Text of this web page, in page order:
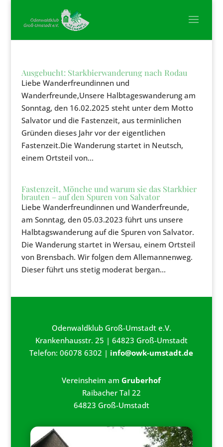
Ausgebucht: Starkbierwanderung nach Rodau
Liebe Wanderfreundinnen und
Wanderfreunde,Unsere Halbtageswanderung am
Sonntag, den 16.02.2025 steht unter dem Motto
Salvator und die Fastenzeit, aus terminlichen
Gründen dieses Jahr vor der eigentlichen
Fastenzeit.Die Wanderung startet in Neutsch,
einem Ortsteil von...
Fastenzeit, Mönche und warum sie das Starkbier
brauten – auf den Spuren von Salvator
Liebe Wanderfreundinnen und Wanderfreunde,
am Sonntag, den 05.03.2023 führt uns unsere
Halbtagswanderung auf die Spuren von Salvator.
Die Wanderung startet in Wersau, einem Ortsteil
von Brensbach. Wir folgen dem Allemannenweg.
Dieser führt uns stetig moderat bergan...
Odenwaldklub Groß-Umstadt e.V.
Krankenhausstr. 25 | 64823 Groß-Umstadt
Telefon: 06078 6302 | info@owk-umstadt.de
Vereinsheim amGruberhof
Raibacher Tal 22
64823 Groß-Umstadt